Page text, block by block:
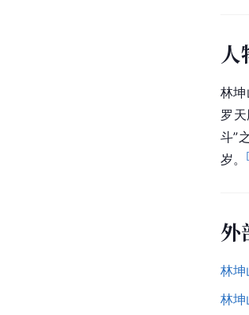
人
林
罗
斗”
岁。
[
外
林坤
林坤